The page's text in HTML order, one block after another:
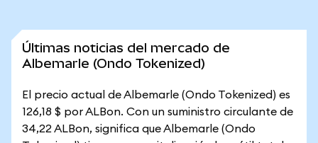
Últimas noticias del mercado de
Albemarle (Ondo Tokenized)
El precio actual de Albemarle (Ondo Tokenized) es
126,18 $ por ALBon. Con un suministro circulante de
34,22 ALBon, significa que Albemarle (Ondo